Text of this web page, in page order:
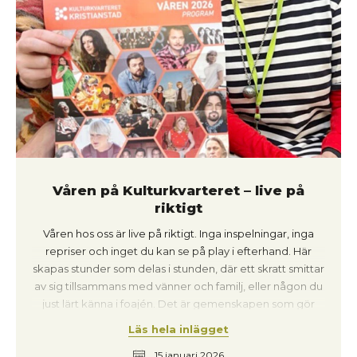
mitt jobb. Det finns alltid en väg framåt, oavsett hur
mycket som händer samtidigt.
of the Silence (1988) har snurrat oräkneliga gånger, och
Blood from a Stone (1991) ligger inte långt efter.
Våren på Kulturkvarteret – live på
riktigt
Våren hos oss är live på riktigt. Inga inspelningar, inga
repriser och inget du kan se på play i efterhand. Här
skapas stunder som delas i stunden, där ett skratt smittar
av sig tillsammans med vänner och familj, eller någon du
just lärt känna i foajén. Det är gemenskapen som gör
kvällarna levande och får Kristianstads puls att slå lite
hårdare. ”Vi vill att Kulturkvarteret ska kännas som en
Läs hela inlägget